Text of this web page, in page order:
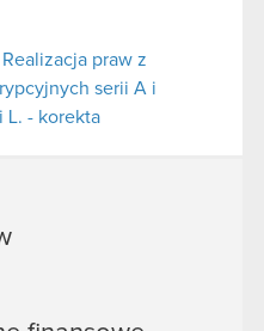
praw z
serii A i
L. - korekta